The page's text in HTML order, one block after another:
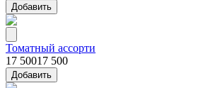
Добавить
Томатный ассорти
17 50017 500
Добавить